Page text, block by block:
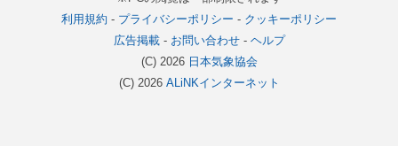
利用規約 - プライバシーポリシー - クッキーポリシー
広告掲載- お問い合わせ- ヘルプ
(C) 2026 日本気象協会
(C) 2026 ALiNKインターネット